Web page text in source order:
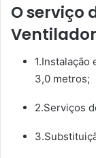
O serviço
3,0 metros;
2.Serviços